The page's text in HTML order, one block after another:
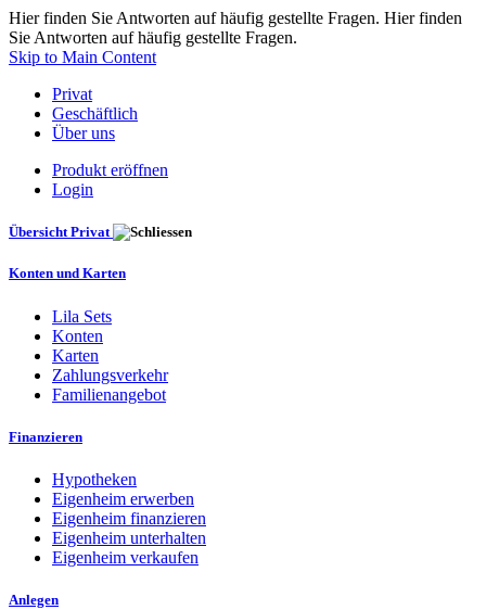
Hier finden Sie Antworten auf häufig gestellte Fragen. Hier finden
Sie Antworten auf häufig gestellte Fragen.
Skip to Main Content
Privat
Geschäftlich
Über uns
Produkt eröffnen
Login
Übersicht Privat
Konten und Karten
Lila Sets
Konten
Karten
Zahlungsverkehr
Familienangebot
Finanzieren
Hypotheken
Eigenheim erwerben
Eigenheim finanzieren
Eigenheim unterhalten
Eigenheim verkaufen
Anlegen